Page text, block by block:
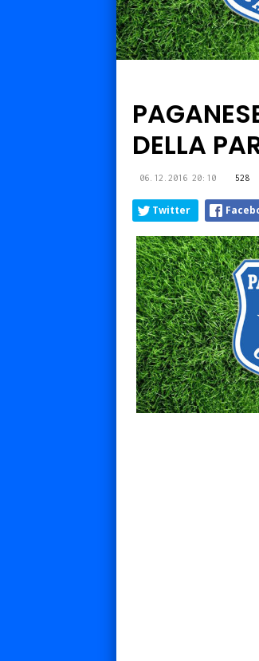
DELLA
06.12.2016 20:10 528
Twitter